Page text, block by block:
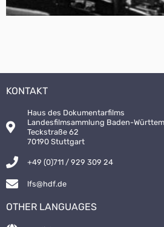
KONTAKT
Haus des Dokumentarfilms
Landesfilmsammlung Baden-
Teckstraße 62
70190 Stuttgart
+49 (0)711 / 929 309 24
lfs@hdf.de
OTHER LANGUAGES